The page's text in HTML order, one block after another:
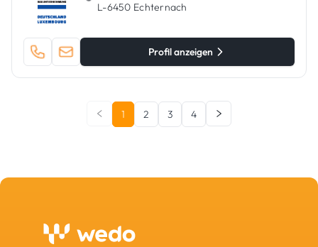
L-6450 Echternach
Profil anzeigen
1 2 3 4